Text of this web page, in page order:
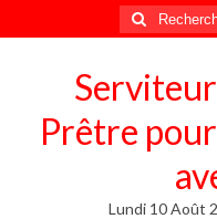
Rechercher
:
Prêtre
Lundi 10 Août